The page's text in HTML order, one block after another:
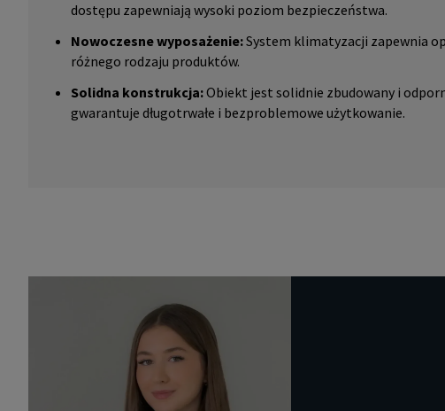
dostępu zapewniają wysoki poziom bezpieczeństwa.
Nowoczesne wyposażenie:System klimatyzacji zapewnia
różnego rodzaju produktów.
Solidna konstrukcja:Obiekt jest solidnie zbudowany i
gwarantuje długotrwałe i bezproblemowe użytkowanie.